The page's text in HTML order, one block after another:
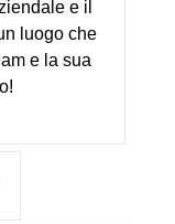
e il
luogo che
e la sua